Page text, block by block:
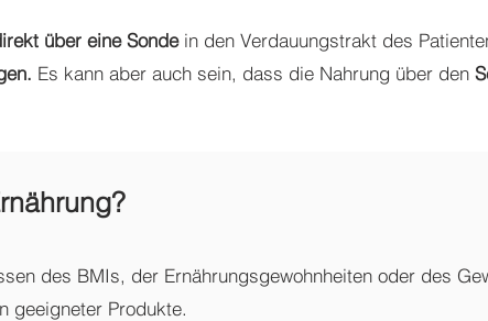
über eine Sondein den Verdauungstrakt des
Es kann aber auch sein, dass die Nahrung über den
des BMIs, der Ernährungsgewohnheiten oder des
geeigneter Produkte.